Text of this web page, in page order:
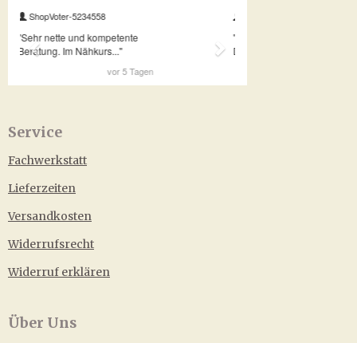
Service
Fachwerkstatt
Lieferzeiten
Versandkosten
Widerrufsrecht
Widerruf erklären
Über Uns